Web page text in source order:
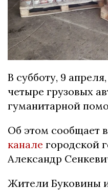
В субботу, 9
четыре грузовых
гуманитарной
Об этом сообщает
канале городской
Александр
Жители Буковины